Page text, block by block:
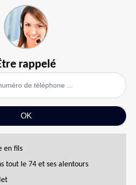
rappelé
en fils
tout le 74 et ses alentours